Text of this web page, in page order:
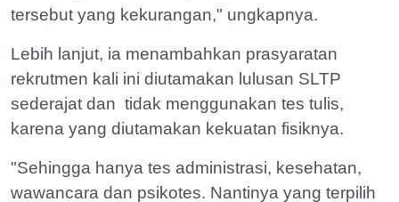
tersebut yang kekurangan," ungkapnya.
Lebih lanjut, ia menambahkan prasyaratan
rekrutmen kali ini diutamakan lulusan SLTP
sederajat dan tidak menggunakan tes tulis,
karena yang diutamakan kekuatan fisiknya.
"Sehingga hanya tes administrasi, kesehatan,
wawancara dan psikotes. Nantinya yang terpilih